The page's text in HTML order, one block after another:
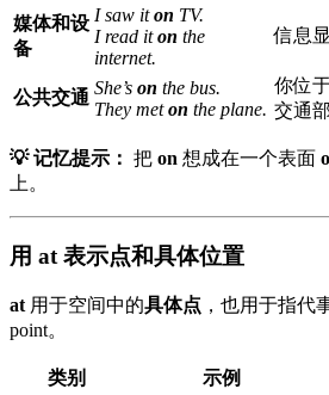
媒体和设
备
I saw iton TV.
I read iton the
internet.
信息
公共交通 She’s on the bus.
They meton the plane.
你位
交通
💡 记忆提示： 把 on 想成在一个表面
上。
用 at 表示点和具体位置
at用于空间中的具体点 ，也用于指代
point。
类别 示例